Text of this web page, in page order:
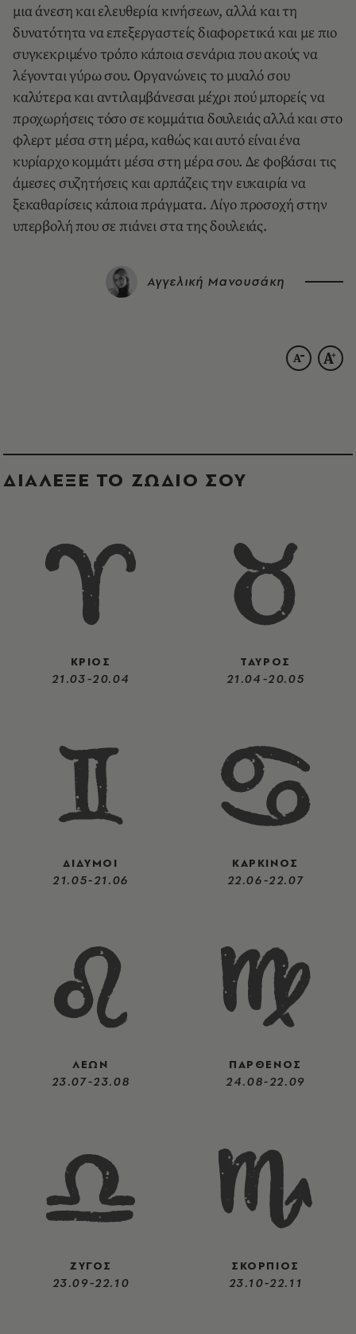
μια άνεση και ελευθερία κινήσεων, αλλά και τη
δυνατότητα να επεξεργαστείς διαφορετικά και με πιο
συγκεκριμένο τρόπο κάποια σενάρια που ακούς να
λέγονται γύρω σου. Οργανώνεις το μυαλό σου
καλύτερα και αντιλαμβάνεσαι μέχρι πού μπορείς να
προχωρήσεις τόσο σε κομμάτια δουλειάς αλλά και στο
φλερτ μέσα στη μέρα, καθώς και αυτό είναι ένα
κυρίαρχο κομμάτι μέσα στη μέρα σου. Δε φοβάσαι τις
άμεσες συζητήσεις και αρπάζεις την ευκαιρία να
ξεκαθαρίσεις κάποια πράγματα. Λίγο προσοχή στην
υπερβολή που σε πιάνει στα της δουλειάς.
Αγγελική Μανουσάκη
ΔΙΑΛΕΞΕ ΤΟ ΖΩΔΙΟ ΣΟΥ
ΚΡΙΟΣ
21.03-20.04
ΤΑΥΡΟΣ
21.04-20.05
ΔΙΔΥΜΟΙ
21.05-21.06
ΚΑΡΚΙΝΟΣ
22.06-22.07
ΛΕΩΝ
23.07-23.08
ΠΑΡΘΕΝΟΣ
24.08-22.09
ΖΥΓΟΣ
23.09-22.10
ΣΚΟΡΠΙΟΣ
23.10-22.11